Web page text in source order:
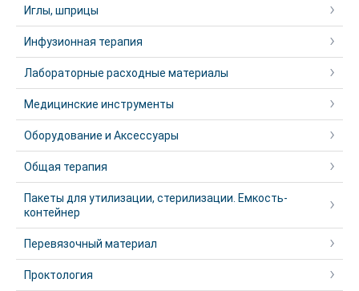
Иглы, шприцы
Инфузионная терапия
Лабораторные расходные материалы
Медицинские инструменты
Оборудование и Аксессуары
Общая терапия
Пакеты для утилизации, стерилизации. Емкость-
контейнер
Перевязочный материал
Проктология